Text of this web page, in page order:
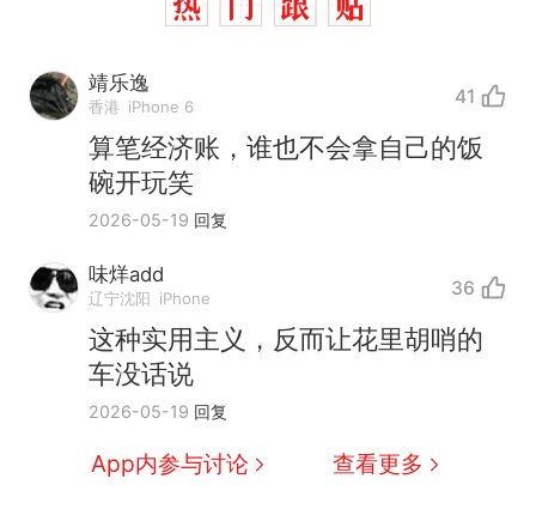
靖乐逸
香港 iPhone 6 41
算笔经济账，谁也不会拿自己的饭
碗开玩笑
2026-05-19 回复
味烊add
辽宁沈阳 iPhone 36
这种实用主义，反而让花里胡哨的
车没话说
2026-05-19 回复
App内参与讨论 查看更多
热
因老师一句“跟我回家”改写了
人生
新 费大厨“全国小炒肉大王”称